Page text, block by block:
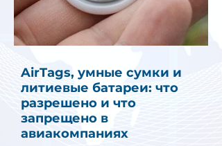
AirTags, умные сумки и
литиевые батареи: что
разрешено и что
запрещено в
авиакомпаниях